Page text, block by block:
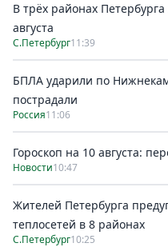
В трёх районах
августа
С.Петербург11:39
БПЛА ударили по
пострадали
Россия11:06
Гороскоп на 10 августа:
Новости10:47
Жителей Петербурга
теплосетей в 8 районах
С.Петербург10:25